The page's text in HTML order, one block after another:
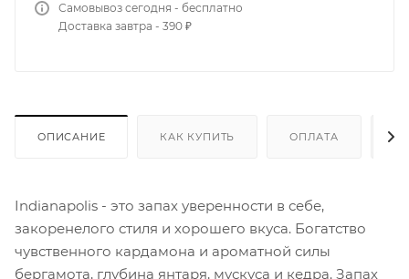
Самовывоз сегодня - бесплатно
Доставка завтра - 390 ₽
ОПИСАНИЕ КАК КУПИТЬ ОПЛАТА
Indianapolis - это запах уверенности в себе,
закоренелого стиля и хорошего вкуса. Богатство
чувственного кардамона и ароматной силы
бергамота, глубина янтаря, мускуса и кедра. Запах